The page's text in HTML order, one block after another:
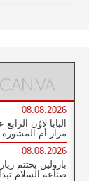
08.08.2026
البابا لاوُن
مزار أم المشورة
08.08.2026
بارولين يختتم
صناعة السلام